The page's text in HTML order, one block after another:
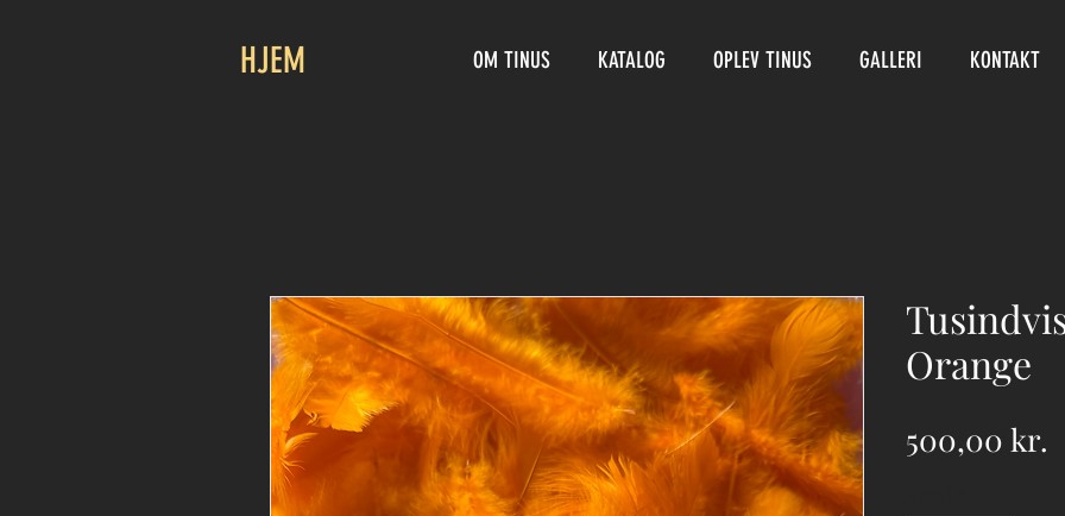
HJEM OM TINUS KATALOG OPLEV TINUS GALLERI KONTAKT
Orange
500,00 kr.